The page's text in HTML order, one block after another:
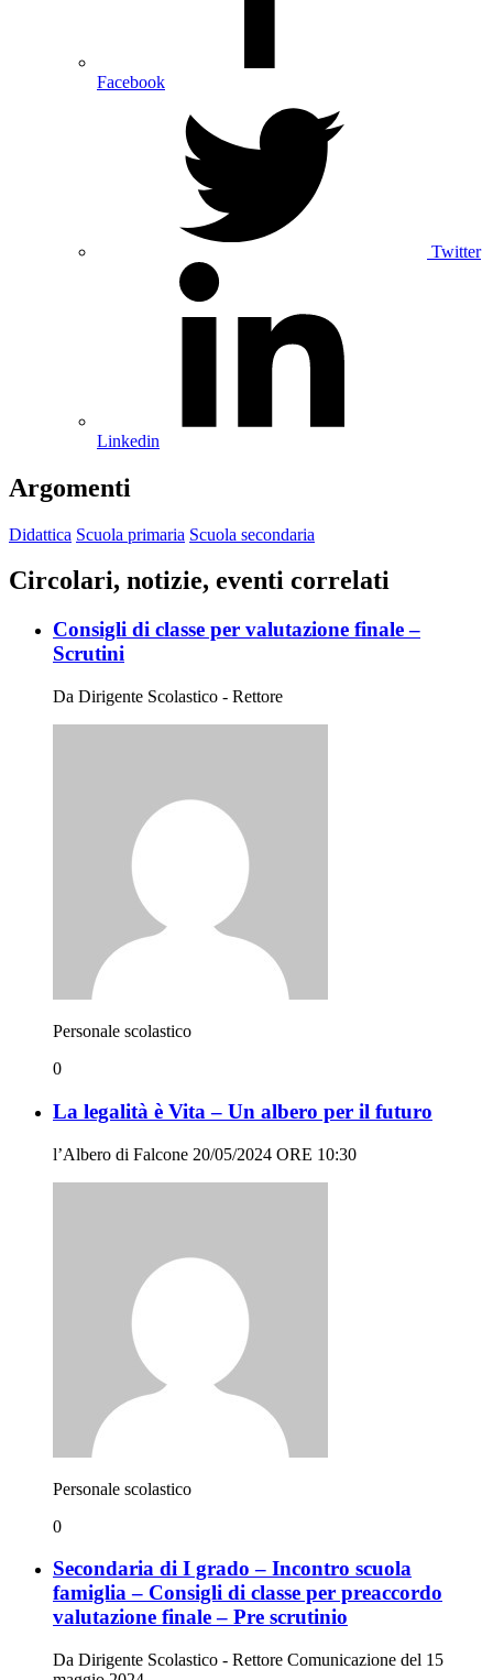
Facebook
Twitter
Linkedin
Argomenti
Didattica Scuola primaria Scuola secondaria
Circolari, notizie, eventi correlati
Consigli di classe per valutazione finale –
Scrutini
Da Dirigente Scolastico - Rettore
Personale scolastico
0
La legalità è Vita – Un albero per il futuro
l’Albero di Falcone 20/05/2024 ORE 10:30
Personale scolastico
0
Secondaria di I grado – Incontro scuola
famiglia – Consigli di classe per preaccordo
valutazione finale – Pre scrutinio
Da Dirigente Scolastico - Rettore Comunicazione del 15